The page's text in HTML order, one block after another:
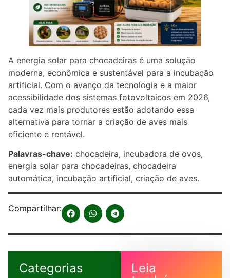
A energia solar para chocadeiras é uma solução
moderna, econômica e sustentável para a incubação
artificial. Com o avanço da tecnologia e a maior
acessibilidade dos sistemas fotovoltaicos em 2026,
cada vez mais produtores estão adotando essa
alternativa para tornar a criação de aves mais
eficiente e rentável.
Palavras-chave: chocadeira, incubadora de ovos,
energia solar para chocadeiras, chocadeira
automática, incubação artificial, criação de aves.
Compartilhar:
Categorias
Leia